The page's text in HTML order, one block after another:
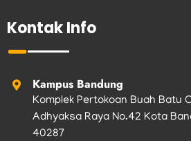
o
o
k
a
g
a
e
Kontak Info
Kampus Bandung
Komplek Pertokoan Buah Batu
Adhyaksa Raya No.42 Kota
40287